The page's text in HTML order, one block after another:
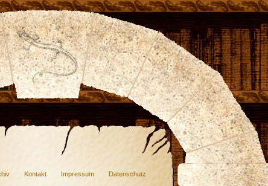
Kontakt Impressum Datenschutz